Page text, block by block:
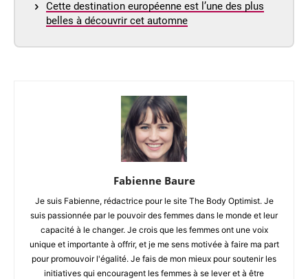
Cette destination européenne est l’une des plus
belles à découvrir cet automne
Fabienne Baure
Je suis Fabienne, rédactrice pour le site The Body Optimist. Je
suis passionnée par le pouvoir des femmes dans le monde et leur
capacité à le changer. Je crois que les femmes ont une voix
unique et importante à offrir, et je me sens motivée à faire ma part
pour promouvoir l'égalité. Je fais de mon mieux pour soutenir les
initiatives qui encouragent les femmes à se lever et à être